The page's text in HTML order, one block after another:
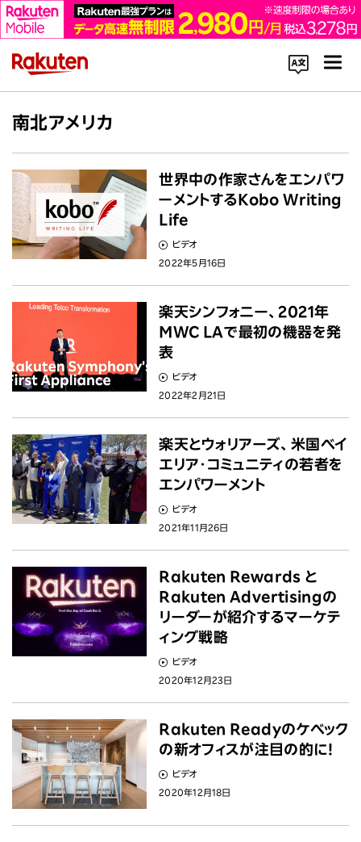
コーポレートサイト内を検索
楽天のサービス一覧はこちら
企業情報
Rakuten Innovation
ニュース
投資家情報
サステナビリティ
採用情報
南北アメリカ
ビデオ
2022年5月16日
世界中の作家さんをエンパワ
ーメントするKobo Writing
Life
ビデオ
2022年2月21日
楽天シンフォニー、2021年
MWC LAで最初の機器を発
表
ビデオ
2021年11月26日
楽天とウォリアーズ、米国ベイ
エリア･コミュニティの若者を
エンパワーメント
ビデオ
2020年12月23日
Rakuten Rewards と
Rakuten Advertisingの
リーダーが紹介するマーケテ
ィング戦略
ビデオ
2020年12月18日
Rakuten Readyのケベック
の新オフィスが注目の的に！